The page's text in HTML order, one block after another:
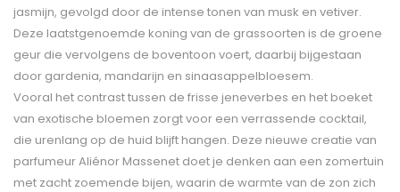
jasmijn, gevolgd door de intense tonen van musk en vetiver.
Deze laatstgenoemde koning van de grassoorten is de groene
geur die vervolgens de boventoon voert, daarbij bijgestaan
door gardenia, mandarijn en sinaasappelbloesem.
Vooral het contrast tussen de frisse jeneverbes en het boeket
van exotische bloemen zorgt voor een verrassende cocktail,
die urenlang op de huid blijft hangen. Deze nieuwe creatie van
parfumeur Aliénor Massenet doet je denken aan een zomertuin
met zacht zoemende bijen, waarin de warmte van de zon zich